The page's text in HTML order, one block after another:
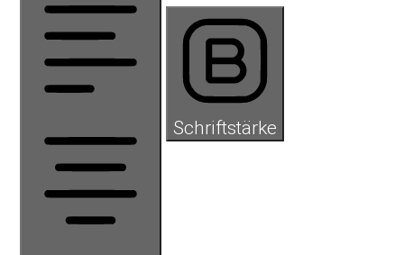
Schriftstärke